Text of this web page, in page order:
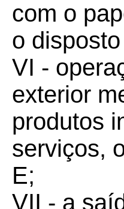
com o
o
VI -
exterior
produtos
serviços,
E;
VII - a